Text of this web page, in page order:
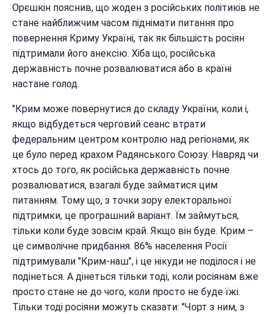
Орєшкін пояснив, що жоден з російських політиків не
стане найближчим часом піднімати питання про
повернення Криму Україні, так як більшість росіян
підтримали його анексію. Хіба що, російська
державність почне розвалюватися або в країні
настане голод.
"Крим може повернутися до складу України, коли і,
якщо відбудеться черговий сеанс втрати
федеральним центром контролю над регіонами, як
це було перед крахом Радянського Союзу. Навряд чи
хтось до того, як російська державність почне
розвалюватися, взагалі буде займатися цим
питанням. Тому що, з точки зору електоральної
підтримки, це програшний варіант. Їм займуться,
тільки коли буде зовсім край. Якщо він буде. Крим –
це символічне придбання. 86% населення Росії
підтримували "Крим-наш", і це нікуди не поділося і не
подінеться. А дінеться тільки тоді, коли росіянам вже
просто стане не до чого, коли просто не буде їжі.
Тільки тоді росіяни можуть сказати: "Чорт з ним, з